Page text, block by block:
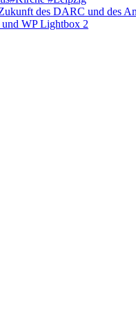
des DARC und des
WP Lightbox 2